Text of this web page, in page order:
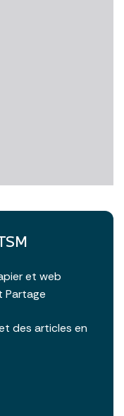
et web
Partage
des articles en